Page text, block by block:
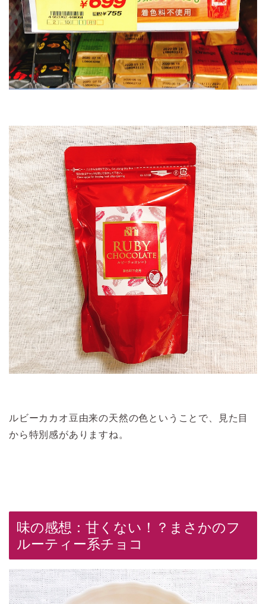
ルビーカカオ豆由来の天然の色ということで、見た目
から特別感がありますね。
味の感想：甘くない！？まさかのフ
ルーティー系チョコ